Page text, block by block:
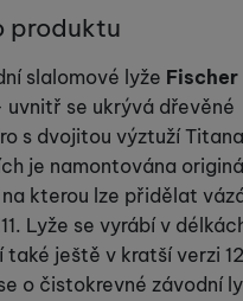
produktu
slalomové lyže Fischer
uvnitř se ukrývá dřevěné
s dvojitou výztuží
je namontována
kterou lze přidělat
Lyže se vyrábí v
také ještě v kratší verzi
o čistokrevné závodní